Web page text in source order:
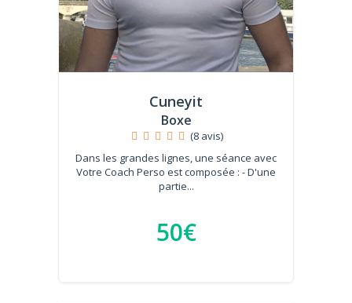
Cuneyit
Boxe
(8 avis)
Dans les grandes lignes, une séance avec
Votre Coach Perso est composée : - D'une
partie...
50€